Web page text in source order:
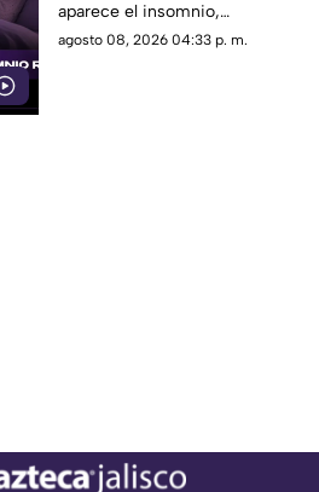
aparece el insomnio,
especialmente reducir la
agosto 08, 2026 04:33 p. m.